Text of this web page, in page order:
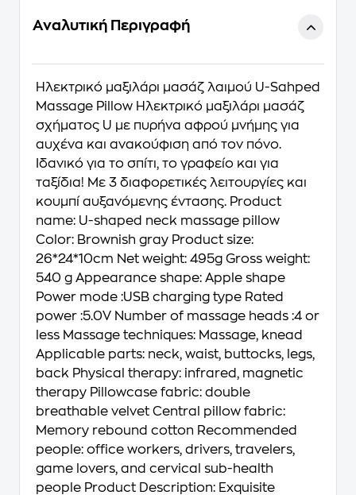
Αναλυτική Περιγραφή
Ηλεκτρικό μαξιλάρι μασάζ λαιμού U-Sahped
Massage Pillow Ηλεκτρικό μαξιλάρι μασάζ
σχήματος U με πυρήνα αφρού μνήμης για
αυχένα και ανακούφιση από τον πόνο.
Ιδανικό για το σπίτι, το γραφείο και για
ταξίδια! Με 3 διαφορετικές λειτουργίες και
κουμπί αυξανόμενης έντασης. Product
name: U-shaped neck massage pillow
Color: Brownish gray Product size:
26*24*10cm Net weight: 495g Gross weight:
540 g Appearance shape: Apple shape
Power mode :USB charging type Rated
power :5.0V Number of massage heads :4 or
less Massage techniques: Massage, knead
Applicable parts: neck, waist, buttocks, legs,
back Physical therapy: infrared, magnetic
therapy Pillowcase fabric: double
breathable velvet Central pillow fabric:
Memory rebound cotton Recommended
people: office workers, drivers, travelers,
game lovers, and cervical sub-health
people Product Description: Exquisite